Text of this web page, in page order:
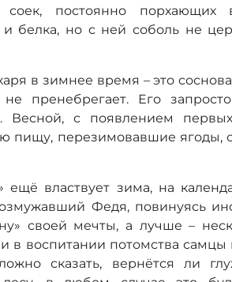
соек, постоянно
и белка, но с ней соболь не
в зимнее время – это
пренебрегает. Его
Весной, с появлением первых
пищу, перезимовавшие ягоды,
ещё властвует зима, на
Федя, повинуясь
своей мечты, а лучше –
в воспитании потомства самцы
сказать, вернётся ли